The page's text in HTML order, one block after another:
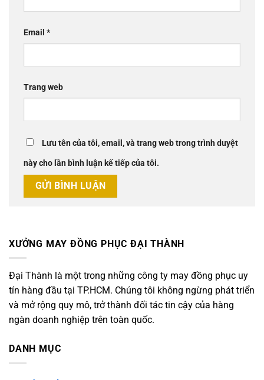
Email *
Trang web
Lưu tên của tôi, email, và trang web trong trình duyệt
này cho lần bình luận kế tiếp của tôi.
XƯỞNG MAY ĐỒNG PHỤC ĐẠI THÀNH
Đại Thành là một trong những công ty may đồng phục uy
tín hàng đầu tại TP.HCM. Chúng tôi không ngừng phát triển
và mở rộng quy mô, trở thành đối tác tin cậy của hàng
ngàn doanh nghiệp trên toàn quốc.
DANH MỤC